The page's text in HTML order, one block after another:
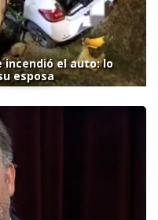
incendió el auto: lo
esposa